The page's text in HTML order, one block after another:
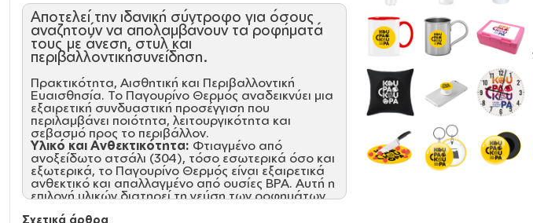
Αποτελεί την ιδανική σύντροφο για όσους
αναζητούν να απολαμβάνουν τα ροφήματά
τους με άνεση, στυλ και
περιβαλλοντικήσυνείδηση.
Πρακτικότητα, Αισθητική και Περιβαλλοντική
Ευαισθησία. Το Παγουρίνο Θερμός αναδεικνύει μια
εξαιρετική συνδυαστική προσέγγιση που
περιλαμβάνει ποιότητα, λειτουργικότητα και
σεβασμό προς το περιβάλλον.
Υλικό και Ανθεκτικότητα: Φτιαγμένο από
ανοξείδωτο ατσάλι (304), τόσο εσωτερικά όσο και
εξωτερικά, το Παγουρίνο Θερμός είναι εξαιρετικά
ανθεκτικό και απαλλαγμένο από ουσίες BPA. Αυτή η
επιλογή υλικών διατηρεί τη γεύση των ροφημάτων
Σχετικά άρθρα